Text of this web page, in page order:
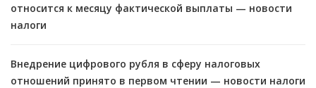
относится к месяцу фактической выплаты — новости
налоги
Внедрение цифрового рубля в сферу налоговых
отношений принято в первом чтении — новости налоги